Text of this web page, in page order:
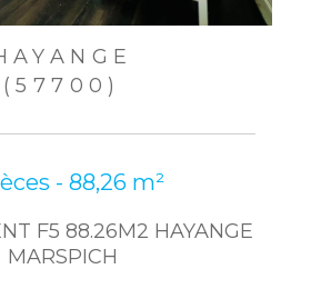
(57700)
- 88,26 m²
F5 88.26M2 HAYANGE
MARSPICH